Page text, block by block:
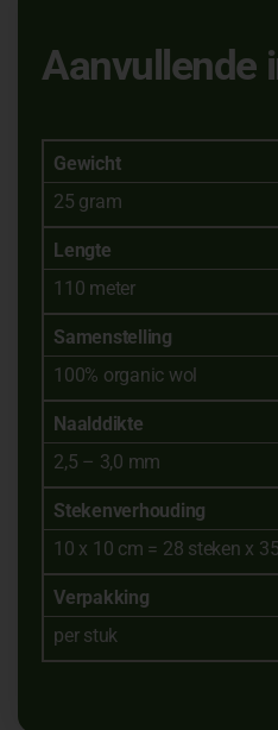
Aanvullende
Gewicht
25 gram
Lengte
110 meter
Samenstelling
100% organic wol
Naalddikte
2,5 – 3,0 mm
Stekenverhouding
10 x 10 cm = 28 steken x
Verpakking
per stuk